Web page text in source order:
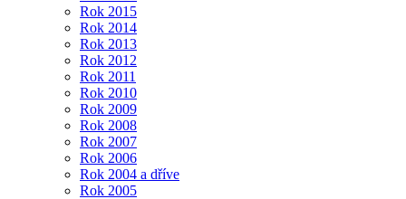
Rok 2015
Rok 2014
Rok 2013
Rok 2012
Rok 2011
Rok 2010
Rok 2009
Rok 2008
Rok 2007
Rok 2006
Rok 2004 a dříve
Rok 2005